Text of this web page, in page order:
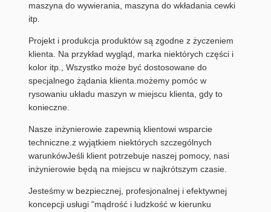
maszyna do wywierania, maszyna do wkładania cewki
itp.
Projekt i produkcja produktów są zgodne z życzeniem
klienta. Na przykład wygląd, marka niektórych części i
kolor itp., Wszystko może być dostosowane do
specjalnego żądania klienta.możemy pomóc w
rysowaniu układu maszyn w miejscu klienta, gdy to
konieczne.
Nasze inżynierowie zapewnią klientowi wsparcie
techniczne.z wyjątkiem niektórych szczególnych
warunkówJeśli klient potrzebuje naszej pomocy, nasi
inżynierowie będą na miejscu w najkrótszym czasie.
Jesteśmy w bezpiecznej, profesjonalnej i efektywnej
koncepcji usługi "mądrość i ludzkość w kierunku